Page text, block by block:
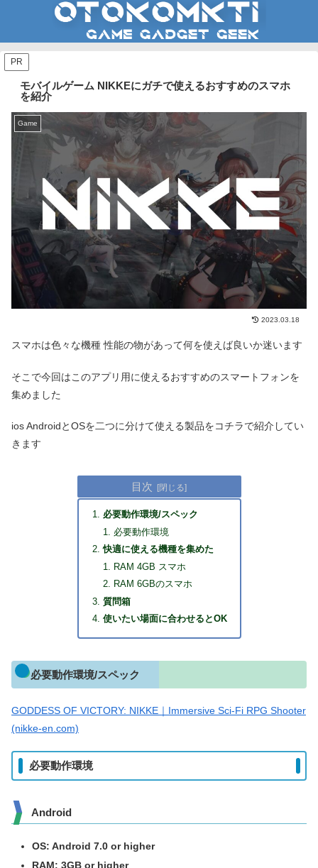
PR
モバイルゲーム NIKKEにガチで使えるおすすめのスマホ
を紹介
Game
2023.03.18
スマホは色々な機種 性能の物があって何を使えば良いか迷います
そこで今回はこのアプリ用に使えるおすすめのスマートフォンを
集めました
ios AndroidとOSを二つに分けて使える製品をコチラで紹介してい
きます
目次
必要動作環境/スペック
必要動作環境
快適に使える機種を集めた
RAM 4GB スマホ
RAM 6GBのスマホ
質問箱
使いたい場面に合わせるとOK
必要動作環境/スペック
GODDESS OF VICTORY: NIKKE｜Immersive Sci-Fi RPG Shooter
(nikke-en.com)
必要動作環境
Android
OS: Android 7.0 or higher
RAM: 3GB or higher